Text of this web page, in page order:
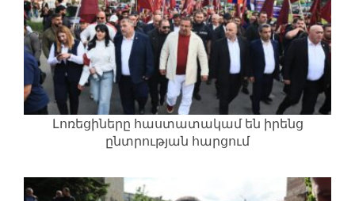
Լոռեցիները հաստատակամ են իրենց
ընտրության հարցում